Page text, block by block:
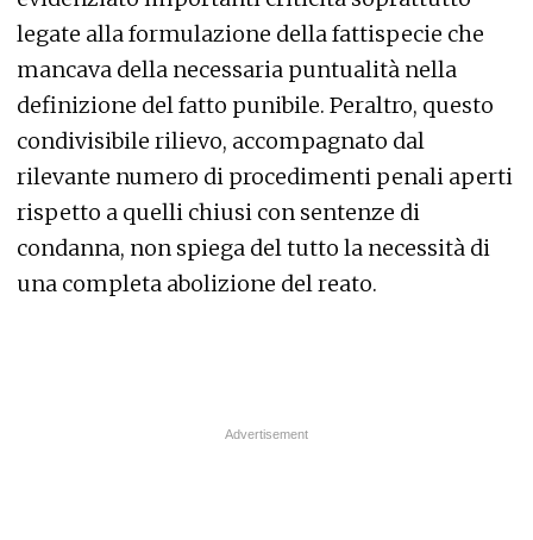
legate alla formulazione della fattispecie che
mancava della necessaria puntualità nella
definizione del fatto punibile. Peraltro, questo
condivisibile rilievo, accompagnato dal
rilevante numero di procedimenti penali aperti
rispetto a quelli chiusi con sentenze di
condanna, non spiega del tutto la necessità di
una completa abolizione del reato.